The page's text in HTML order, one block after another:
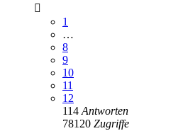
1
…
8
9
10
11
12
114 Antworten
78120 Zugriffe